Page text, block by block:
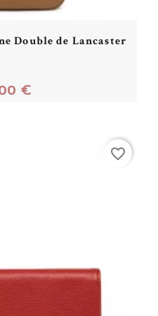
Double de Lancaster
€
favorite_border